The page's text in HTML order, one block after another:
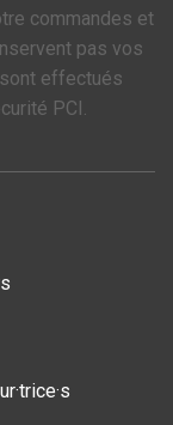
commandes et
pas vos
effectués
PCI.